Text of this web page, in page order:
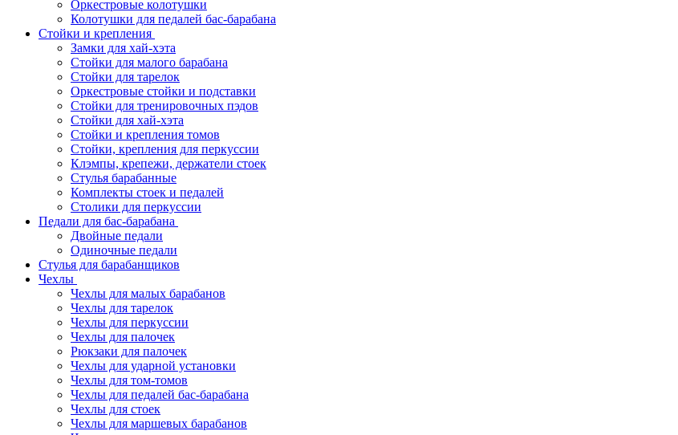
Оркестровые колотушки
Колотушки для педалей бас-барабана
Стойки и крепления
Замки для хай-хэта
Стойки для малого барабана
Стойки для тарелок
Оркестровые стойки и подставки
Стойки для тренировочных пэдов
Стойки для хай-хэта
Стойки и крепления томов
Стойки, крепления для перкуссии
Клэмпы, крепежи, держатели стоек
Стулья барабанные
Комплекты стоек и педалей
Столики для перкуссии
Педали для бас-барабана
Двойные педали
Одиночные педали
Стулья для барабанщиков
Чехлы
Чехлы для малых барабанов
Чехлы для тарелок
Чехлы для перкуссии
Чехлы для палочек
Рюкзаки для палочек
Чехлы для ударной установки
Чехлы для том-томов
Чехлы для педалей бас-барабана
Чехлы для стоек
Чехлы для маршевых барабанов